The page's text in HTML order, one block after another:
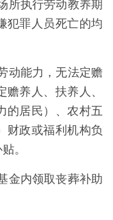
所执行劳动教养期
犯罪人员死亡的均
动能力，无法定赡
养人、扶养人、
的居民）、农村五
财政或福利机构负
。
金内领取丧葬补助